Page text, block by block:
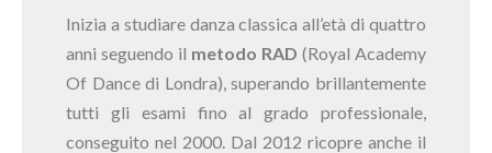
Inizia a studiare danza classica all’età di quattro
anni seguendo il metodo RAD (Royal Academy
Of Dance di Londra), superando brillantemente
tutti gli esami fino al grado professionale,
conseguito nel 2000. Dal 2012 ricopre anche il